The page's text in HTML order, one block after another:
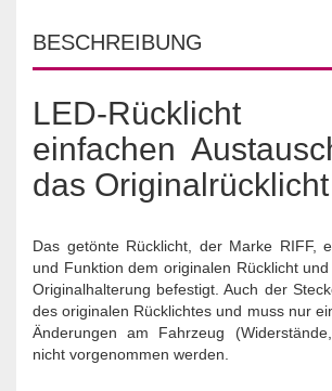
BESCHREIBUNG
LED-
einfachen
das Originalrücklicht
Das getönte Rücklicht, der Marke RIFF,
und Funktion dem originalen Rücklicht
Originalhalterung befestigt. Auch der
des originalen Rücklichtes und muss nur
Änderungen am Fahrzeug
nicht vorgenommen werden.